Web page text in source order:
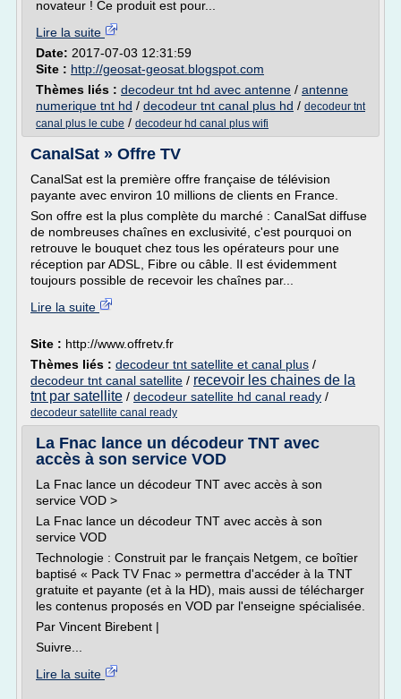
novateur ! Ce produit est pour...
Lire la suite
Date: 2017-07-03 12:31:59
Site : http://geosat-geosat.blogspot.com
Thèmes liés : decodeur tnt hd avec antenne / antenne
numerique tnt hd / decodeur tnt canal plus hd / decodeur tnt
canal plus le cube / decodeur hd canal plus wifi
CanalSat » Offre TV
CanalSat est la première offre française de télévision
payante avec environ 10 millions de clients en France.
Son offre est la plus complète du marché : CanalSat diffuse
de nombreuses chaînes en exclusivité, c'est pourquoi on
retrouve le bouquet chez tous les opérateurs pour une
réception par ADSL, Fibre ou câble. Il est évidemment
toujours possible de recevoir les chaînes par...
Lire la suite
Site : http://www.offretv.fr
Thèmes liés : decodeur tnt satellite et canal plus /
decodeur tnt canal satellite / recevoir les chaines de la
tnt par satellite / decodeur satellite hd canal ready /
decodeur satellite canal ready
La Fnac lance un décodeur TNT avec
accès à son service VOD
La Fnac lance un décodeur TNT avec accès à son
service VOD >
La Fnac lance un décodeur TNT avec accès à son
service VOD
Technologie : Construit par le français Netgem, ce boîtier
baptisé « Pack TV Fnac » permettra d'accéder à la TNT
gratuite et payante (et à la HD), mais aussi de télécharger
les contenus proposés en VOD par l'enseigne spécialisée.
Par Vincent Birebent |
Suivre...
Lire la suite